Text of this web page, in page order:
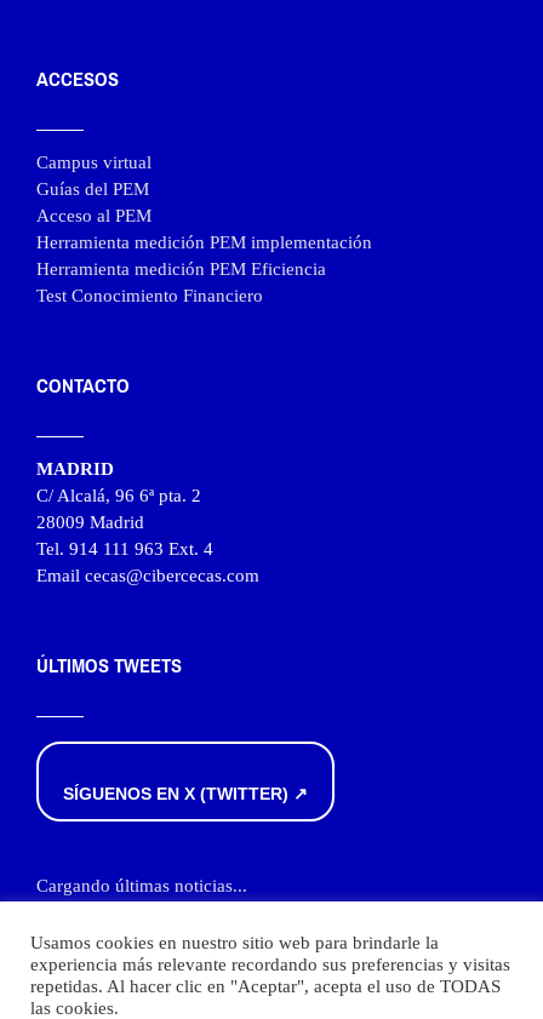
ACCESOS
Campus virtual
Guías del PEM
Acceso al PEM
Herramienta medición PEM implementación
Herramienta medición PEM Eficiencia
Test Conocimiento Financiero
CONTACTO
MADRID
C/ Alcalá, 96 6ª pta. 2
28009 Madrid
Tel. 914 111 963 Ext. 4
Email cecas@cibercecas.com
ÚLTIMOS TWEETS
SÍGUENOS EN X (TWITTER) ↗
Cargando últimas noticias...
Usamos cookies en nuestro sitio web para brindarle la
experiencia más relevante recordando sus preferencias y visitas
repetidas. Al hacer clic en "Aceptar", acepta el uso de TODAS
las cookies.